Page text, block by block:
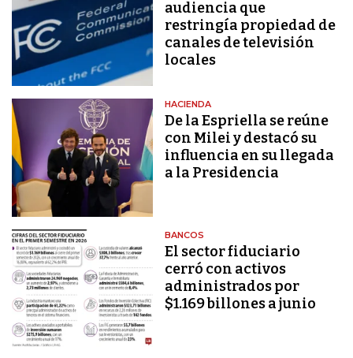
audiencia que
restringía propiedad de
canales de televisión
locales
HACIENDA
De la Espriella se reúne
con Milei y destacó su
influencia en su llegada
a la Presidencia
BANCOS
El sector fiduciario
cerró con activos
administrados por
$1.169 billones a junio